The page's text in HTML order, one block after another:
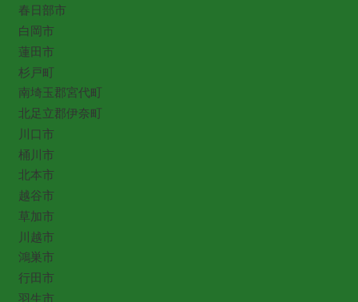
春日部市
白岡市
蓮田市
杉戸町
南埼玉郡宮代町
北足立郡伊奈町
川口市
桶川市
北本市
越谷市
草加市
川越市
鴻巣市
行田市
羽生市